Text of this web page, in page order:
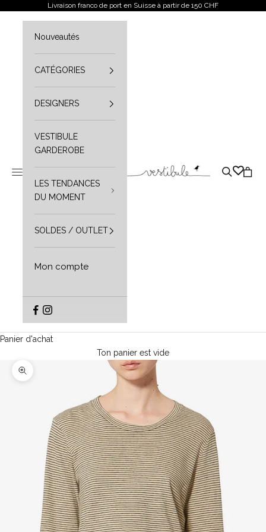
Aller au contenuLivraison franco de port en Suisse à partir de 150 CHF
Vestibule
Ouvrir le menu de navigation Ouvrir la
Nouveautés
CATÉGORIES
DESIGNERS
VESTIBULE
GARDEROBE
LES TENDANCES
DU MOMENT
SOLDES / OUTLET
Mon compte
Panier d'achat
Ton panier est vide
Agrandir l'image